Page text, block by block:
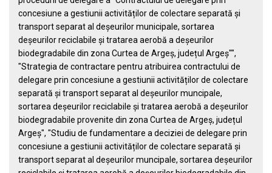
concesiune a gestiunii activităților de colectare separată și
transport separat al deșeurilor municipale, sortarea
deșeurilor reciclabile și tratarea aerobă a deșeurilor
biodegradabile din zona Curtea de Argeș, județul Argeș"",
"Strategia de contractare pentru atribuirea contractului de
delegare prin concesiune a gestiunii activităților de colectare
separată și transport separat al deșeurilor muncipale,
sortarea deșeurilor reciclabile și tratarea aerobă a deșeurilor
biodegradabile provenite din zona Curtea de Argeș, județul
Argeș", "Studiu de fundamentare a deciziei de delegare prin
concesiune a gestiunii activităților de colectare separată și
transport separat al deșeurilor muncipale, sortarea deșeurilor